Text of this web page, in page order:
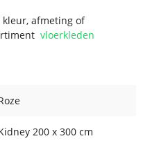
kleur, afmeting of
vloerkleden
200 x 300 cm